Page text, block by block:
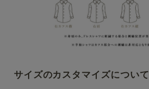
サイズのカスタマイズについて